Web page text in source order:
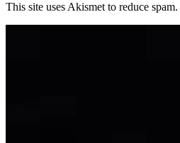
This site uses Akismet to reduce spam.